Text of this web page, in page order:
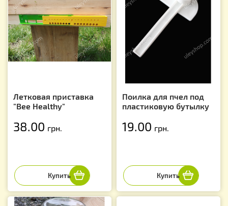
Летковая приставка
"Bee Healthy"
38.00 грн.
Поилка для пчел под
пластиковую бутылку
19.00 грн.